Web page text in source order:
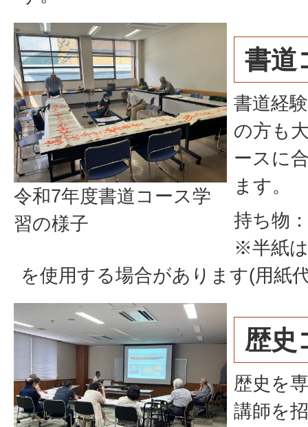
令和7年度書道コース学
習の様子
書道
書道経
の方も
ースに
ます。
持ち物
※半紙
を使用する場合があります(用紙
歴史
歴史を
講師を